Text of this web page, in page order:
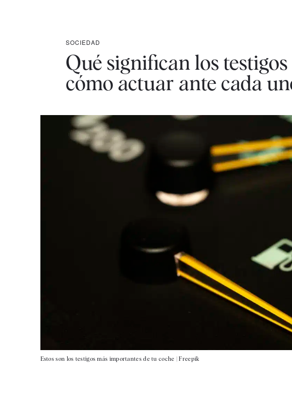
SOCIEDAD
Qué significan los
cómo actuar ante cada
Estos son los testigos más importantes de tu coche |Freepik